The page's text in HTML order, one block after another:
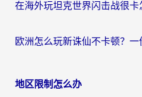
地区限制怎么办